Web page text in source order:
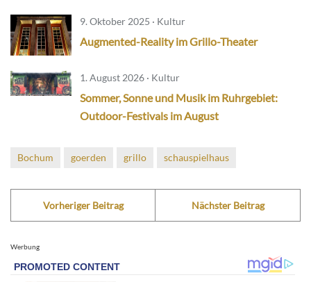
9. Oktober 2025 · Kultur
Augmented-Reality im Grillo-Theater
1. August 2026 · Kultur
Sommer, Sonne und Musik im Ruhrgebiet:
Outdoor-Festivals im August
Bochum goerden grillo schauspielhaus
Vorheriger Beitrag Nächster Beitrag
Werbung